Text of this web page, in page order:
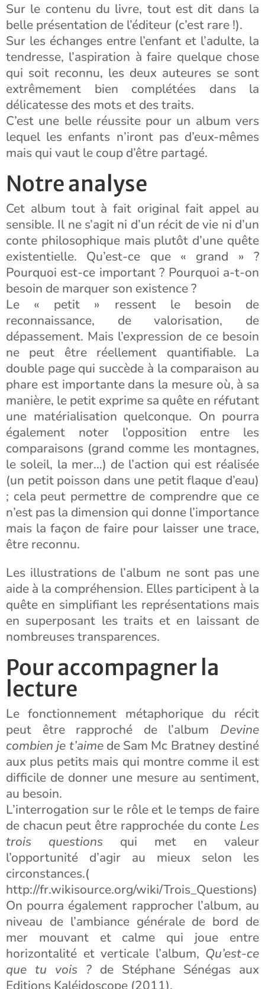
Sur le contenu du livre, tout est dit dans la
belle présentation de l’éditeur (c’est rare !).
Sur les échanges entre l’enfant et l’adulte, la
tendresse, l’aspiration à faire quelque chose
qui soit reconnu, les deux auteures se sont
extrêmement bien complétées dans la
délicatesse des mots et des traits.
C’est une belle réussite pour un album vers
lequel les enfants n’iront pas d’eux-mêmes
mais qui vaut le coup d’être partagé.
Notre analyse
Cet album tout à fait original fait appel au
sensible. Il ne s’agit ni d’un récit de vie ni d’un
conte philosophique mais plutôt d’une quête
existentielle. Qu’est-ce que « grand » ?
Pourquoi est-ce important ? Pourquoi a-t-on
besoin de marquer son existence ?
Le « petit » ressent le besoin de
reconnaissance, de valorisation, de
dépassement. Mais l’expression de ce besoin
ne peut être réellement quantifiable. La
double page qui succède à la comparaison au
phare est importante dans la mesure où, à sa
manière, le petit exprime sa quête en réfutant
une matérialisation quelconque. On pourra
également noter l’opposition entre les
comparaisons (grand comme les montagnes,
le soleil, la mer…) de l’action qui est réalisée
(un petit poisson dans une petit flaque d’eau)
; cela peut permettre de comprendre que ce
n’est pas la dimension qui donne l’importance
mais la façon de faire pour laisser une trace,
être reconnu.
Les illustrations de l’album ne sont pas une
aide à la compréhension. Elles participent à la
quête en simplifiant les représentations mais
en superposant les traits et en laissant de
nombreuses transparences.
Pour accompagner la
lecture
Le fonctionnement métaphorique du récit
peut être rapproché de l’album Devine
combien je t’aimede Sam Mc Bratney destiné
aux plus petits mais qui montre comme il est
difficile de donner une mesure au sentiment,
au besoin.
L’interrogation sur le rôle et le temps de faire
de chacun peut être rapprochée du conte Les
trois questions qui met en valeur
l’opportunité d’agir au mieux selon les
circonstances.(
http://fr.wikisource.org/wiki/Trois_Questions)
On pourra également rapprocher l’album, au
niveau de l’ambiance générale de bord de
mer mouvant et calme qui joue entre
horizontalité et verticale l’album, Qu’est-ce
que tu vois ?de Stéphane Sénégas aux
Editions Kaléidoscope (2011).